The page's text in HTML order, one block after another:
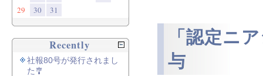
「認定ニ
与
29
30 31
Recently
社報80号が発行されまし
た🎐